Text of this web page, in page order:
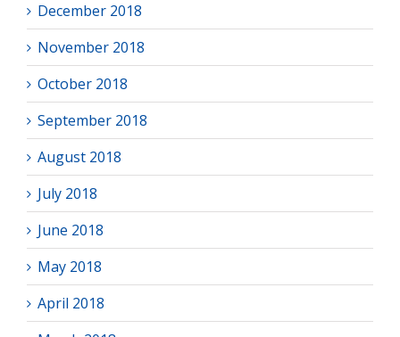
December 2018
November 2018
October 2018
September 2018
August 2018
July 2018
June 2018
May 2018
April 2018